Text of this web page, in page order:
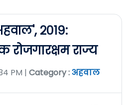
२०१९:
रोजगारक्षम राज्य
PM | Category :अहवाल